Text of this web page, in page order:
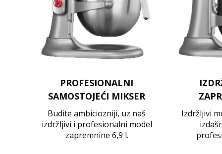
PROFESIONALNI
SAMOSTOJEĆI MIKSER
Budite ambiciozniji, uz naš
izdržljivi i profesionalni model
zapremnine 6,9 l.
Izdržljivi